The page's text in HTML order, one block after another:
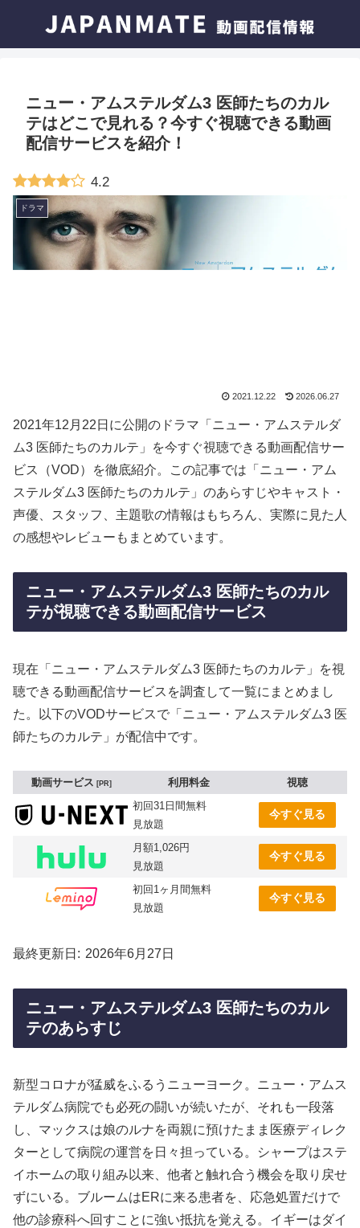
ニュー・アムステルダム3 医師たちのカル
テはどこで見れる？今すぐ視聴できる動画
配信サービスを紹介！
4.2
ドラマ
2021.12.22 2026.06.27
2021年12月22日に公開のドラマ「ニュー・アムステルダ
ム3 医師たちのカルテ」を今すぐ視聴できる動画配信サー
ビス（VOD）を徹底紹介。この記事では「ニュー・アム
ステルダム3 医師たちのカルテ」のあらすじやキャスト・
声優、スタッフ、主題歌の情報はもちろん、実際に見た人
の感想やレビューもまとめています。
ニュー・アムステルダム3 医師たちのカル
テが視聴できる動画配信サービス
現在「ニュー・アムステルダム3 医師たちのカルテ」を視
聴できる動画配信サービスを調査して一覧にまとめまし
た。以下のVODサービスで「ニュー・アムステルダム3 医
師たちのカルテ」が配信中です。
動画サービス PR 利用料金
視聴
初回31日間無料
見放題
今すぐ見る
月額1,026円
見放題
今すぐ見る
初回1ヶ月間無料
見放題
今すぐ見る
最終更新日 2026年6月27日
ニュー・アムステルダム3 医師たちのカル
テのあらすじ
新型コロナが猛威をふるうニューヨーク。ニュー・アムス
テルダム病院でも必死の闘いが続いたが、それも一段落
し、マックスは娘のルナを両親に預けたまま医療ディレク
ターとして病院の運営を日々担っている。シャープはステ
イホームの取り組み以来、他者と触れ合う機会を取り戻せ
ずにいる。ブルームはERに来る患者を、応急処置だけで
他の診療科へ回すことに強い抵抗を覚える。イギーはダイ